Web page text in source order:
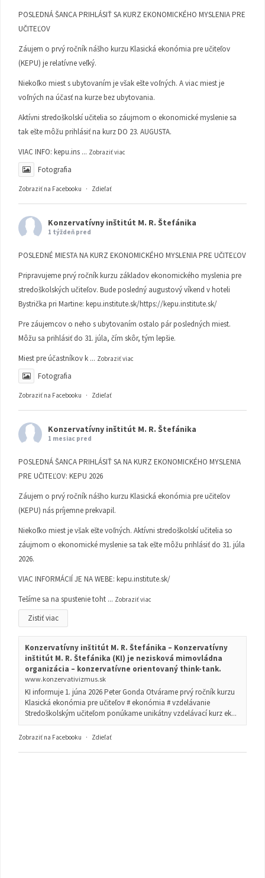
POSLEDNÁ ŠANCA PRIHLÁSIŤ SA KURZ EKONOMICKÉHO MYSLENIA PRE
UČITEĽOV
Záujem o prvý ročník nášho kurzu Klasická ekonómia pre učiteľov
(KEPU) je relatívne veľký.
Niekoľko miest s ubytovaním je však ešte voľných. A viac miest je
voľných na účasť na kurze bez ubytovania.
Aktívni stredoškolskí učitelia so záujmom o ekonomické myslenie sa
tak ešte môžu prihlásiť na kurz DO 23. AUGUSTA.
VIAC INFO: kepu.ins ... Zobraziť viac
Fotografia
Zobraziť na Facebooku · Zdieľať
Konzervatívny inštitút M. R. Štefánika
1 týždeň pred
POSLEDNÉ MIESTA NA KURZ EKONOMICKÉHO MYSLENIA PRE UČITEĽOV
Pripravujeme prvý ročník kurzu základov ekonomického myslenia pre
stredoškolských učiteľov. Bude posledný augustový víkend v hoteli
Bystrička pri Martine: kepu.institute.sk/https://kepu.institute.sk/
Pre záujemcov o neho s ubytovaním ostalo pár posledných miest.
Môžu sa prihlásiť do 31. júla, čím skôr, tým lepšie.
Miest pre účastníkov k ... Zobraziť viac
Fotografia
Zobraziť na Facebooku · Zdieľať
Konzervatívny inštitút M. R. Štefánika
1 mesiac pred
POSLEDNÁ ŠANCA PRIHLÁSIŤ SA NA KURZ EKONOMICKÉHO MYSLENIA
PRE UČITEĽOV: KEPU 2026
Záujem o prvý ročník nášho kurzu Klasická ekonómia pre učiteľov
(KEPU) nás príjemne prekvapil.
Niekoľko miest je však ešte voľných. Aktívni stredoškolskí učitelia so
záujmom o ekonomické myslenie sa tak ešte môžu prihlásiť do 31. júla
2026.
VIAC INFORMÁCIÍ JE NA WEBE: kepu.institute.sk/
Tešíme sa na spustenie toht ... Zobraziť viac
Zistiť viac
Konzervatívny inštitút M. R. Štefánika – Konzervatívny
inštitút M. R. Štefánika (KI) je nezisková mimovládna
organizácia – konzervatívne orientovaný think-tank.
www.konzervativizmus.sk
KI informuje 1. júna 2026 Peter Gonda Otvárame prvý ročník kurzu
Klasická ekonómia pre učiteľov # ekonómia # vzdelávanie
Stredoškolským učiteľom ponúkame unikátny vzdelávací kurz ek...
Zobraziť na Facebooku · Zdieľať